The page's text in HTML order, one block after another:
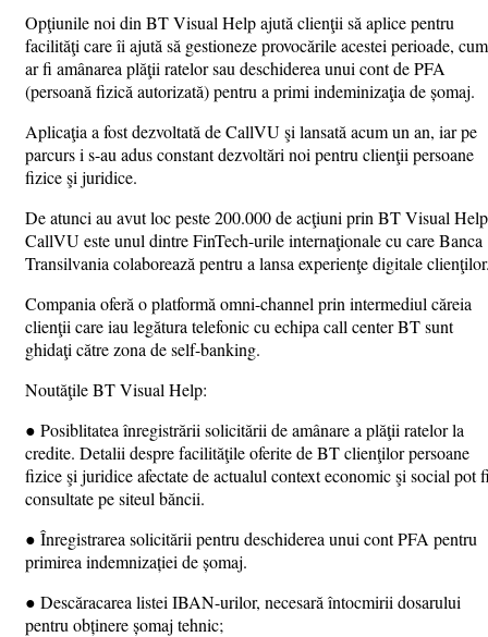
Opţiunile noi din BT Visual Help ajută clienţii să aplice pentru
facilităţi care îi ajută să gestioneze provocările acestei perioade, cum
ar fi amânarea plăţii ratelor sau deschiderea unui cont de PFA
(persoană fizică autorizată) pentru a primi indeminizaţia de șomaj.
Aplicaţia a fost dezvoltată de CallVU şi lansată acum un an, iar pe
parcurs i s-au adus constant dezvoltări noi pentru clienţii persoane
fizice şi juridice.
De atunci au avut loc peste 200.000 de acţiuni prin BT Visual
CallVU este unul dintre FinTech-urile internaţionale cu care Banca
Transilvania colaborează pentru a lansa experienţe digitale
Compania oferă o platformă omni-channel prin intermediul căreia
clienţii care iau legătura telefonic cu echipa call center BT sunt
ghidaţi către zona de self-banking.
Noutăţile BT Visual Help:
● Posiblitatea înregistrării solicitării de amânare a plăţii ratelor la
credite. Detalii despre facilităţile oferite de BT clienţilor persoane
fizice şi juridice afectate de actualul context economic şi social pot
consultate pe siteul băncii.
● Înregistrarea solicitării pentru deschiderea unui cont PFA pentru
primirea indemnizației de șomaj.
● Descăracarea listei IBAN-urilor, necesară întocmirii dosarului
pentru obținere șomaj tehnic;